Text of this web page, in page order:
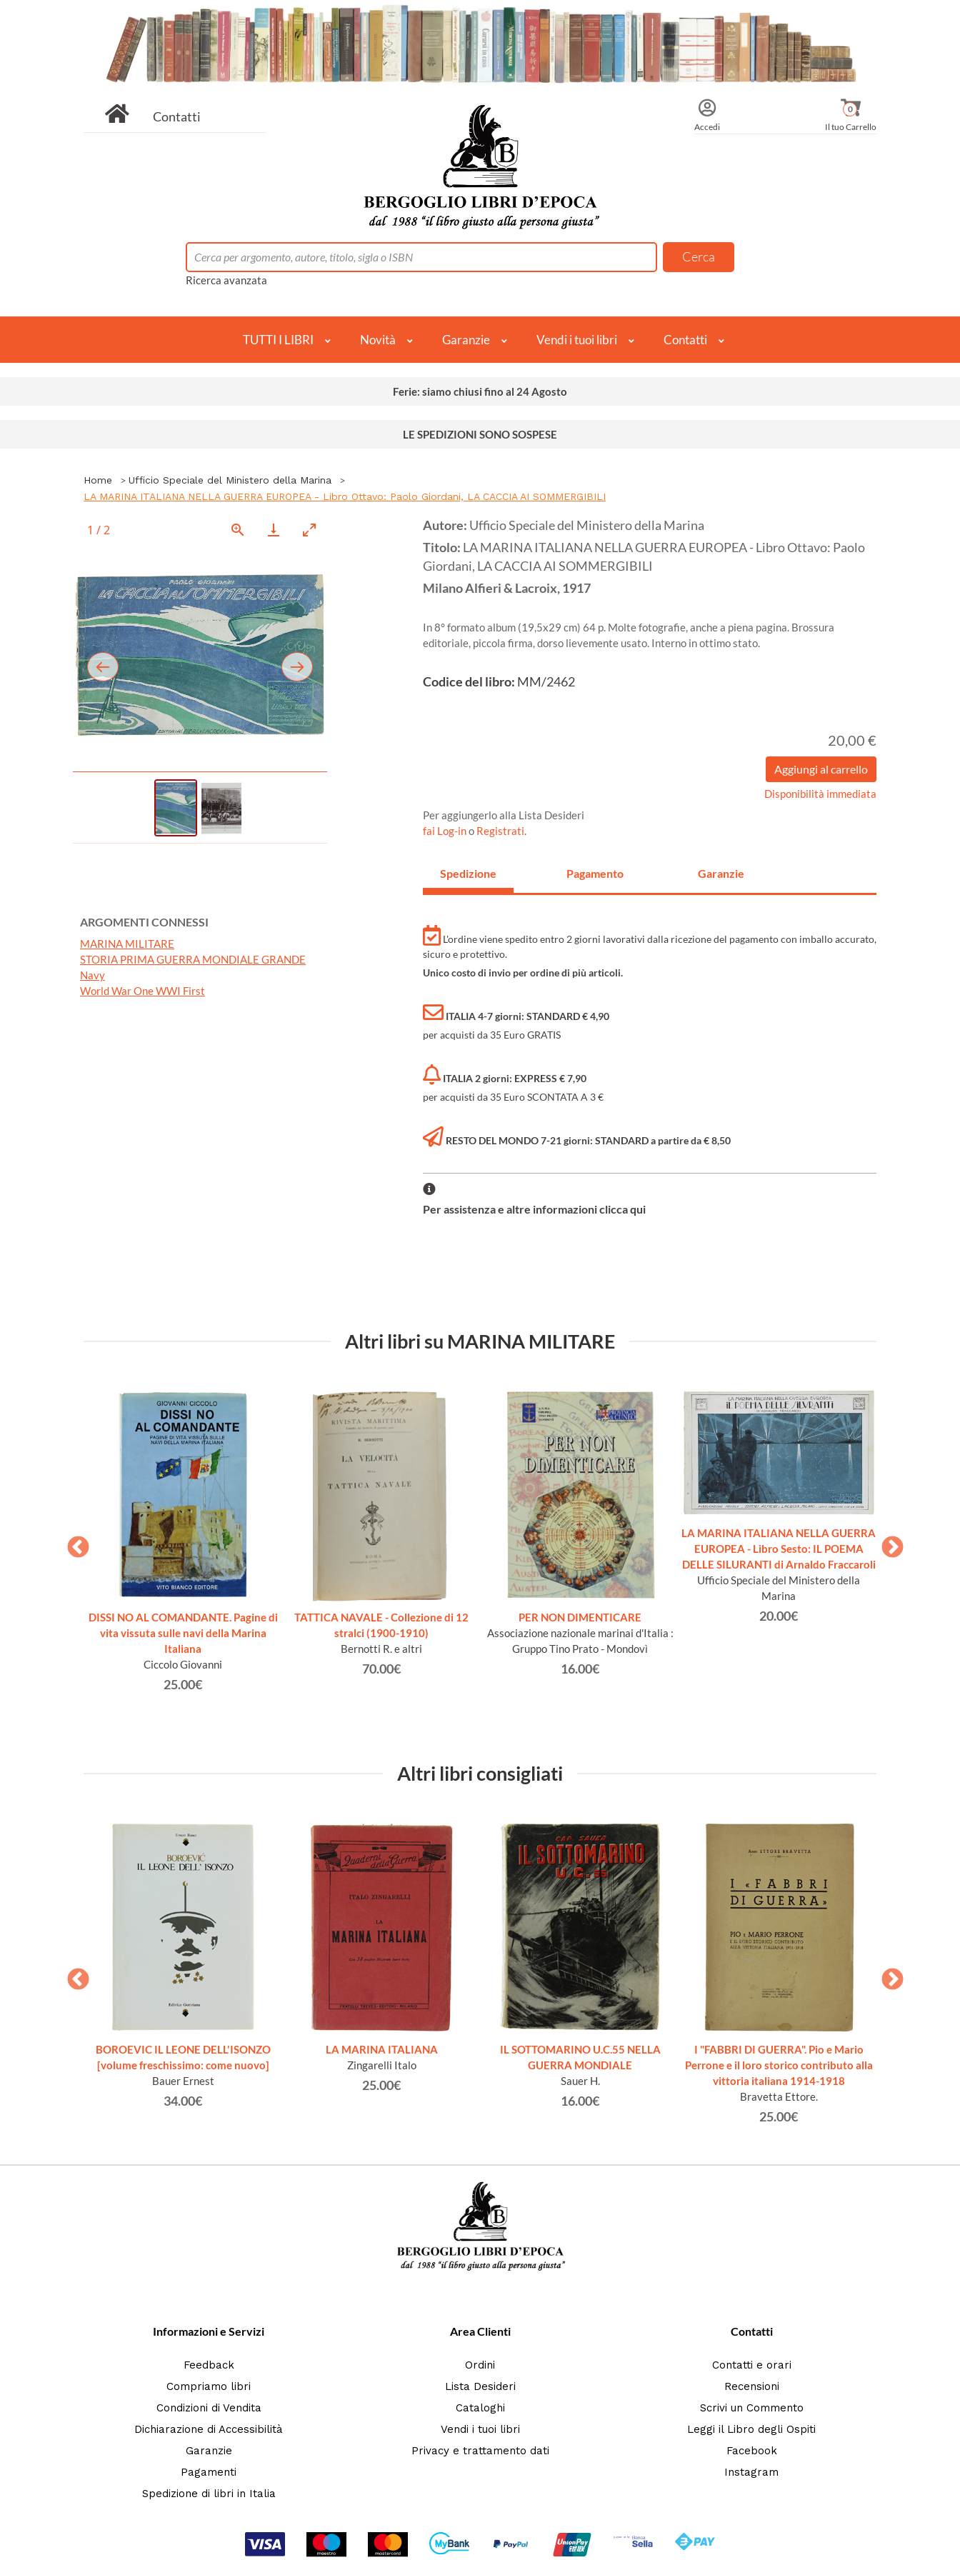
Contatti
Accedi Il tuo Carrello
0
Ricerca avanzata
TUTTI I LIBRI Novità Garanzie Vendi i tuoi libri Contatti
Ferie: siamo chiusi fino al 24 Agosto
LE SPEDIZIONI SONO SOSPESE
Home
Ufficio Speciale del Ministero della Marina
LA MARINA ITALIANA NELLA GUERRA EUROPEA - Libro Ottavo: Paolo Giordani, LA CACCIA AI SOMMERGIBILI
1 /2
ARGOMENTI CONNESSI
MARINA MILITARE
STORIA PRIMA GUERRA MONDIALE GRANDE
Navy
World War One WWI First
Autore: Ufficio Speciale del Ministero della Marina
Titolo: LA MARINA ITALIANA NELLA GUERRA EUROPEA - Libro Ottavo: Paolo
Giordani, LA CACCIA AI SOMMERGIBILI
MilanoAlfieri & Lacroix,1917
In 8° formato album (19,5x29 cm) 64 p. Molte fotografie, anche a piena pagina. Brossura
editoriale, piccola firma, dorso lievemente usato. Interno in ottimo stato.
Codice del libro: MM/2462
20,00 €
Disponibilità immediata
Per aggiungerlo alla Lista Desideri
fai Log-ino Registrati.
Spedizione Pagamento Garanzie
L'ordine viene spedito entro 2 giorni lavorativi dalla ricezione del pagamento con imballo accurato,
sicuro e protettivo.
Unico costo di invio per ordine di più articoli.
ITALIA 4-7 giorni: STANDARD € 4,90
per acquisti da 35 Euro GRATIS
ITALIA 2 giorni: EXPRESS € 7,90
per acquisti da 35 Euro SCONTATA A 3 €
RESTO DEL MONDO 7-21 giorni: STANDARD a partire da € 8,50
Per assistenza e altre informazioni clicca qui
Altri libri su MARINA MILITARE
DISSI NO AL COMANDANTE. Pagine di
vita vissuta sulle navi della Marina
Italiana
Ciccolo Giovanni
25.00€
TATTICA NAVALE - Collezione di 12
stralci (1900-1910)
Bernotti R. e altri
70.00€
PER NON DIMENTICARE
Associazione nazionale marinai d'Italia :
Gruppo Tino Prato - Mondovì
16.00€
LA MARINA ITALIANA NELLA GUERRA
EUROPEA - Libro Sesto: IL POEMA
DELLE SILURANTI di Arnaldo Fraccaroli
Ufficio Speciale del Ministero della
Marina
20.00€
LA MARINA
EUROPEA -
Altri libri consigliati
BOROEVIC IL LEONE DELL'ISONZO
[volume freschissimo: come nuovo]
Bauer Ernest
34.00€
LA MARINA ITALIANA
Zingarelli Italo
25.00€
IL SOTTOMARINO U.C.55 NELLA
GUERRA MONDIALE
Sauer H.
16.00€
I "FABBRI DI GUERRA". Pio e Mario
Perrone e il loro storico contributo alla
vittoria italiana 1914-1918
Bravetta Ettore.
25.00€
Informazioni e Servizi
Feedback
Compriamo libri
Condizioni di Vendita
Dichiarazione di Accessibilità
Garanzie
Pagamenti
Spedizione di libri in Italia
Area Clienti
Ordini
Lista Desideri
Cataloghi
Vendi i tuoi libri
Privacy e trattamento dati
Contatti
Contatti e orari
Recensioni
Scrivi un Commento
Leggi il Libro degli Ospiti
Facebook
Instagram